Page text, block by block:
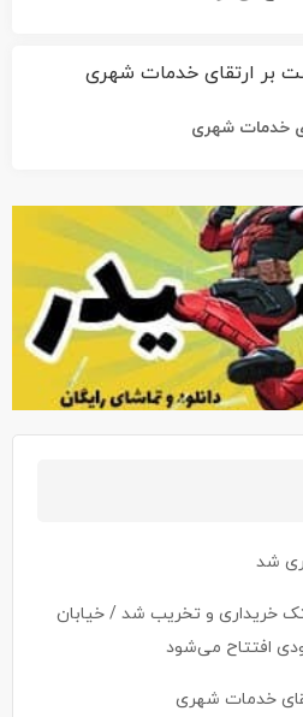
خدمات شهری
خریداری و تخریب شد / خیابان
خدمات شهری
سریال ابرقهرمانی ایران